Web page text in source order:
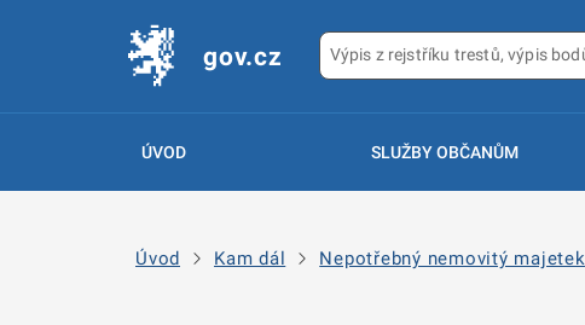
gov.cz
ÚVOD SLUŽBY OBČANŮM
Úvod Kam dál Nepotřebný nemovitý majetek